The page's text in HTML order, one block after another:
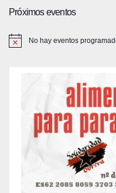
Próximos eventos
No hay eventos